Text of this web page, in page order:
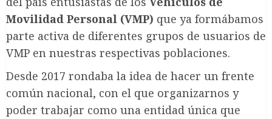
Movilidad Personal (VMP) que ya formábamos
parte activa de diferentes grupos de usuarios de
VMP en nuestras respectivas poblaciones.
Desde 2017 rondaba la idea de hacer un frente
común nacional, con el que organizarnos y
poder trabajar como una entidad única que